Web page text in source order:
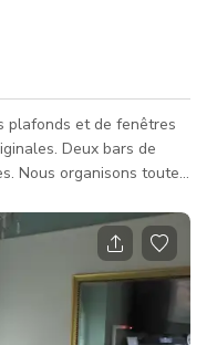
plafonds et de fenêtres
Deux bars de
entièrement de vos
disponibilité. Le prix
base.